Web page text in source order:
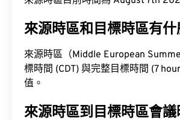
來源時區和目標時區有什
來源時區（Middle European
標時間 (CDT) 與完整目標時間 (7
值。
來源時區到目標時區會